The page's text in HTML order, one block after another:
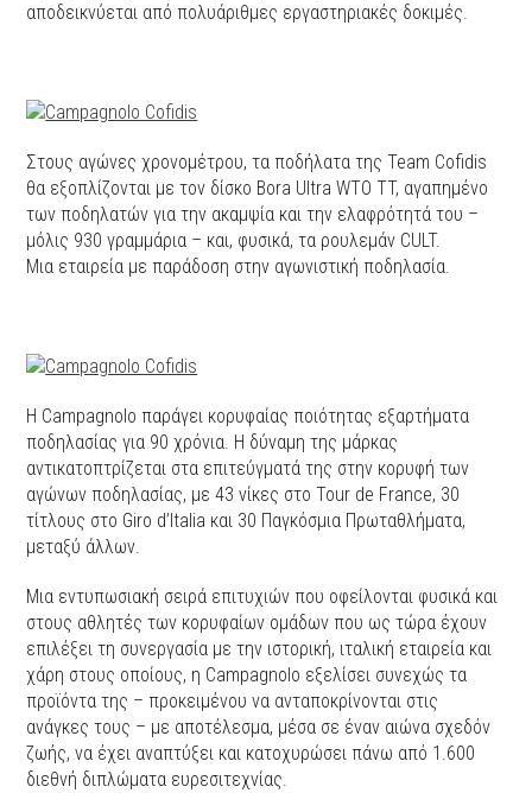
αποδεικνύεται από πολυάριθμες εργαστηριακές δοκιμές.
Στους αγώνες χρονομέτρου, τα ποδήλατα της Team Cofidis
θα εξοπλίζονται με τον δίσκο Bora Ultra WTO TT, αγαπημένο
των ποδηλατών για την ακαμψία και την ελαφρότητά του –
μόλις 930 γραμμάρια – και, φυσικά, τα ρουλεμάν CULT.
Μια εταιρεία με παράδοση στην αγωνιστική ποδηλασία.
Η Campagnolo παράγει κορυφαίας ποιότητας εξαρτήματα
ποδηλασίας για 90 χρόνια. Η δύναμη της μάρκας
αντικατοπτρίζεται στα επιτεύγματά της στην κορυφή των
αγώνων ποδηλασίας, με 43 νίκες στο Tour de France, 30
τίτλους στο Giro d’Italia και 30 Παγκόσμια Πρωταθλήματα,
μεταξύ άλλων.
Μια εντυπωσιακή σειρά επιτυχιών που οφείλονται φυσικά και
στους αθλητές των κορυφαίων ομάδων που ως τώρα έχουν
επιλέξει τη συνεργασία με την ιστορική, ιταλική εταιρεία και
χάρη στους οποίους, η Campagnolo εξελίσει συνεχώς τα
προϊόντα της – προκειμένου να ανταποκρίνονται στις
ανάγκες τους – με αποτέλεσμα, μέσα σε έναν αιώνα σχεδόν
ζωής, να έχει αναπτύξει και κατοχυρώσει πάνω από 1.600
διεθνή διπλώματα ευρεσιτεχνίας.